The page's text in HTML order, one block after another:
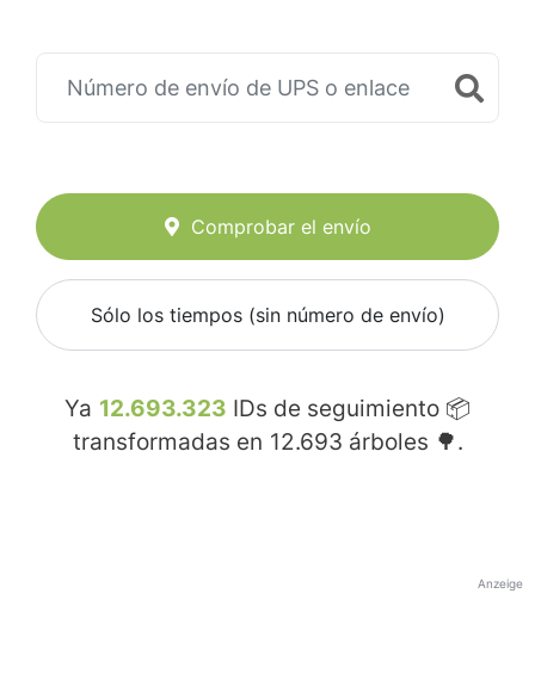
Comprobar el envío
Sólo los tiempos (sin número de envío)
Ya 12.693.323 IDs de seguimiento 📦
transformadas en 12.693 árboles 🌳.
Anzeige